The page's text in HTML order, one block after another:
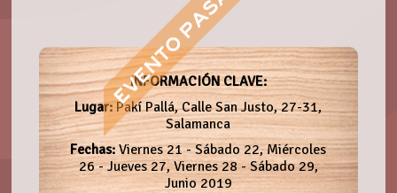
INFORMACIÓN CLAVE:
Lugar: Pakí Pallá, Calle San Justo, 27-31,
Salamanca
Fechas:Viernes 21 - Sábado 22, Miércoles
26 - Jueves 27, Viernes 28 - Sábado 29,
Junio 2019